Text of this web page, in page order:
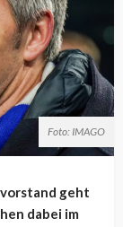
Foto: IMAGO
geht
dabei im